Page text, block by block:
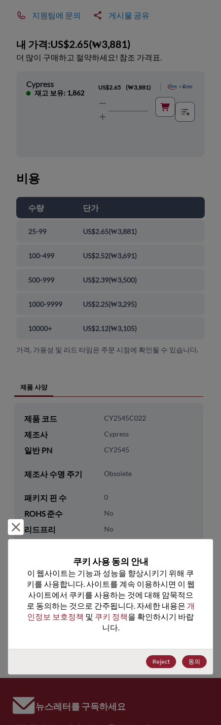
지원팀에 문의 게시물 공유
내 가격:US$2.65(₩3,881)
더 많이 구매하고 절약하세요! 참조 가격표.
Cypress
재고 보유: 1,862
US$2.65 (₩3,881)
비용
수량 단가
25-99 US$2.65(₩3,881)
100-499 US$2.52(₩3,691)
500-999 US$2.39(₩3,500)
1000-9999 US$2.25(₩3,295)
10000+ US$2.12(₩3,105)
가격, 가용성 및 리드 타임은 주문 시점에 확인될 수 있습니다.
제품 사양
제품 코드 CY2545C022
제조사 Cypress
일반 PN CY2545
제조사 수명 주기 Obsolete
패키지 핀 수 0
ROHS 준수 No
리드프리 No
기술 카테고리 Analog & Mixed Signal
기술 하위 카테고리 Timing
기술 그룹 Clock Buffers & Drivers
8542.31.0075
뉴스레터를 구독하세요
거부 및 닫기
쿠키 사용 동의 안내
이 웹사이트는 기능과 성능을 향상시키기 위해 쿠
키를 사용합니다. 사이트를 계속 이용하시면 이 웹
사이트에서 쿠키를 사용하는 것에 대해 암묵적으
로 동의하는 것으로 간주됩니다. 자세한 내용은 개
인정보 보호정책 및 쿠키 정책을 확인하시기 바랍
니다.
Reject 동의